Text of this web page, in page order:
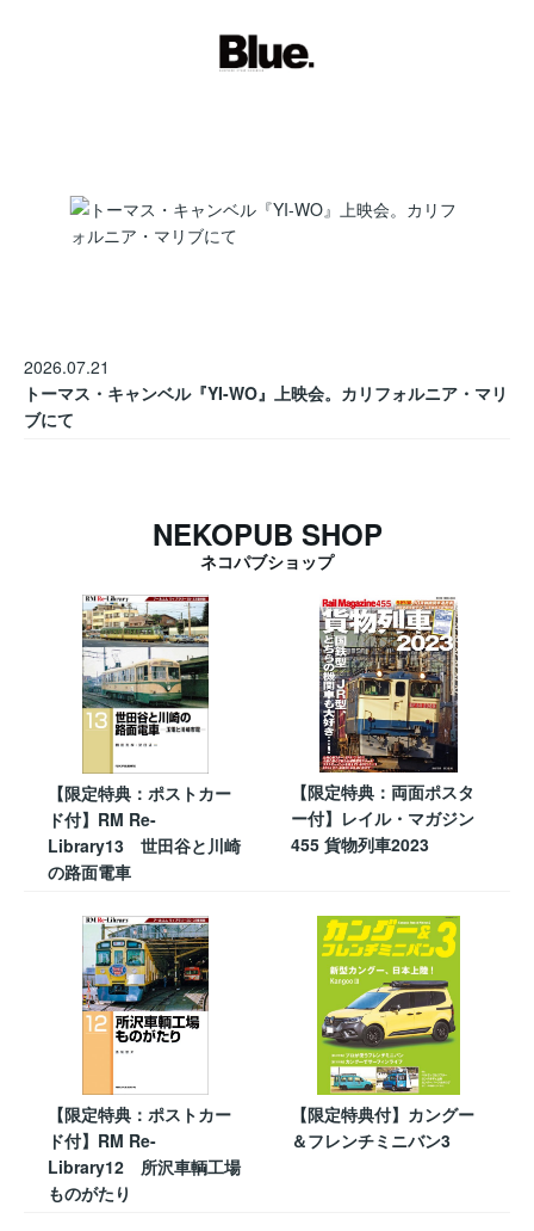
2026.07.21
トーマス・キャンベル『YI-WO』上映会。カリフォルニア・マリ
ブにて
NEKOPUB SHOP
ネコパブショップ
【限定特典：ポストカー
ド付】RM Re-
Library13 世田谷と川崎
の路面電車
【限定特典：両面ポスタ
ー付】レイル・マガジン
455 貨物列車2023
【限定特典：ポストカー
ド付】RM Re-
Library12 所沢車輌工場
ものがたり
【限定特典付】カングー
＆フレンチミニバン3